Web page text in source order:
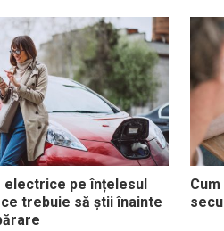
electrice pe înțelesul
trebuie să știi înainte